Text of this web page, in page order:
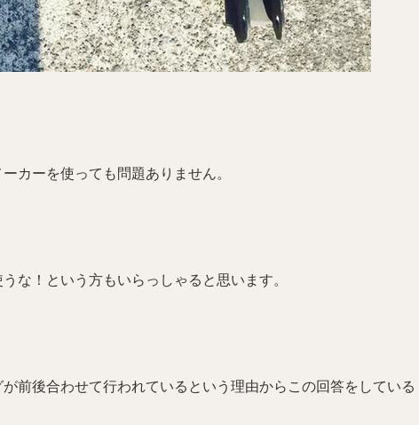
カーを使っても問題ありません。
な！という方もいらっしゃると思います。
前後合わせて行われているという理由からこの回答をしている